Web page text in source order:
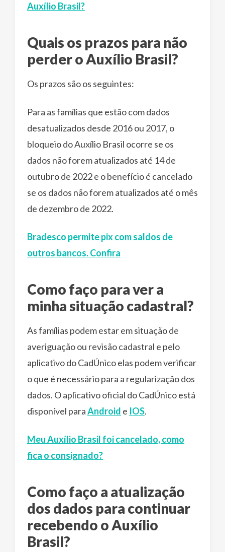
Auxílio Brasil?
Quais os prazos para não
perder o Auxílio Brasil?
Os prazos são os seguintes:
Para as famílias que estão com dados
desatualizados desde 2016 ou 2017, o
bloqueio do Auxílio Brasil ocorre se os
dados não forem atualizados até 14 de
outubro de 2022 e o benefício é cancelado
se os dados não forem atualizados até o mês
de dezembro de 2022.
Bradesco permite pix com saldos de
outros bancos. Confira
Como faço para ver a
minha situação cadastral?
As famílias podem estar em situação de
averiguação ou revisão cadastral e pelo
aplicativo do CadÚnico elas podem verificar
o que é necessário para a regularização dos
dados. O aplicativo oficial do CadÚnico está
disponível paraAndroid e IOS.
Meu Auxílio Brasil foi cancelado, como
fica o consignado?
Como faço a atualização
dos dados para continuar
recebendo o Auxílio
Brasil?